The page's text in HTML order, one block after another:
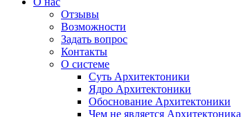
Отзывы
Возможности
Задать вопрос
Контакты
О системе
Суть Архитектоники
Ядро Архитектоники
Обоснование Архитектоники
Чем не является Архитектоника